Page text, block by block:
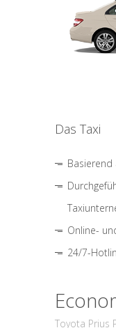
Das Taxi
Basierend
Online-
24/7-
Toyota Prius